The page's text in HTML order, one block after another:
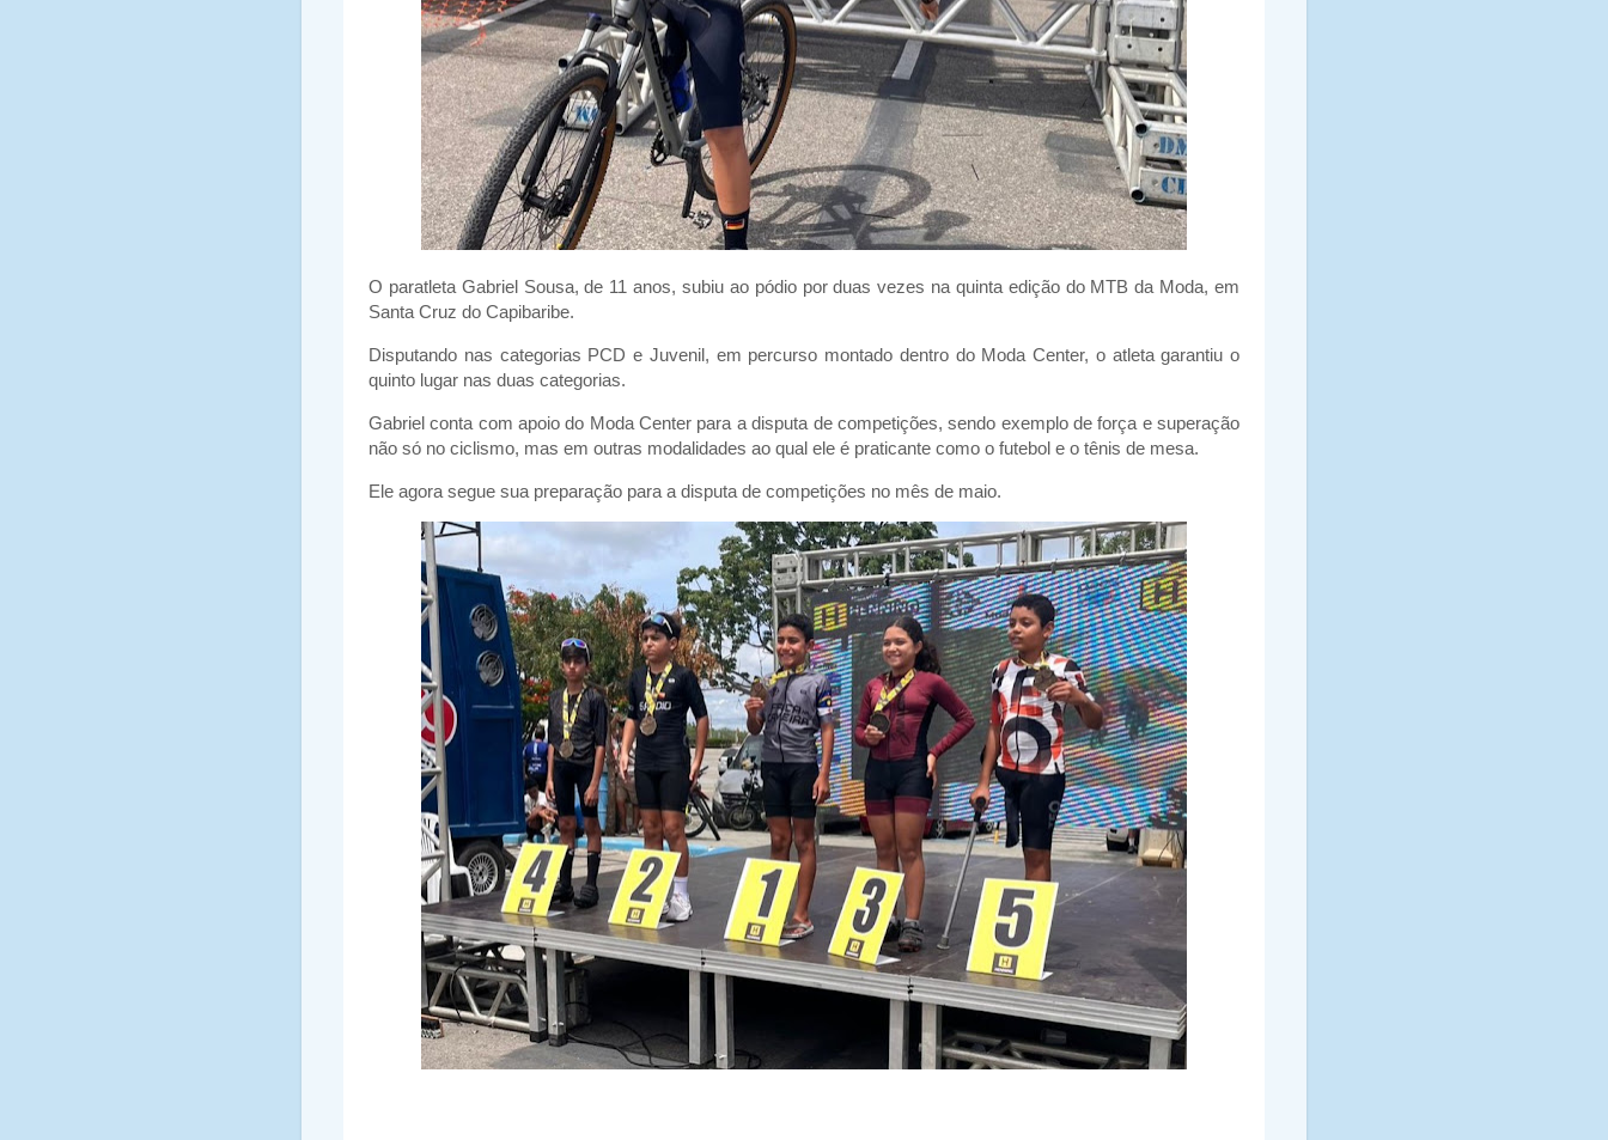
O paratleta Gabriel Sousa, de 11 anos, subiu ao pódio por duas vezes na quinta edição do MTB da Moda, em
Santa Cruz do Capibaribe.
Disputando nas categorias PCD e Juvenil, em percurso montado dentro do Moda Center, o atleta garantiu o
quinto lugar nas duas categorias.
Gabriel conta com apoio do Moda Center para a disputa de competições, sendo exemplo de força e superação
não só no ciclismo, mas em outras modalidades ao qual ele é praticante como o futebol e o tênis de mesa.
Ele agora segue sua preparação para a disputa de competições no mês de maio.